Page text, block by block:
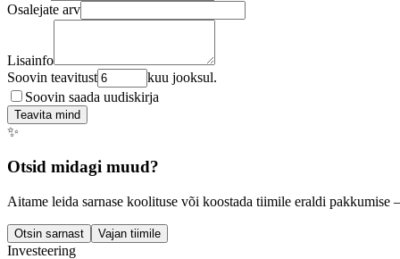
Osalejate arv
Lisainfo
Soovin teavitust
kuu jooksul.
Soovin saada uudiskirja
Teavita mind
✨
Otsid midagi muud?
Aitame leida sarnase koolituse või koostada tiimile eraldi pakkumise
Otsin sarnast Vajan tiimile
Investeering